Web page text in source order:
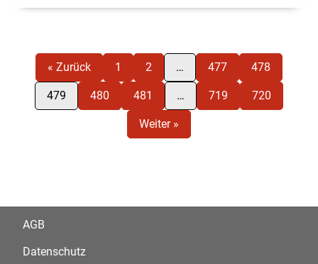
« Zurück 1 2 … 477 478
479 480 481 … 719 720
Weiter »
AGB
Datenschutz